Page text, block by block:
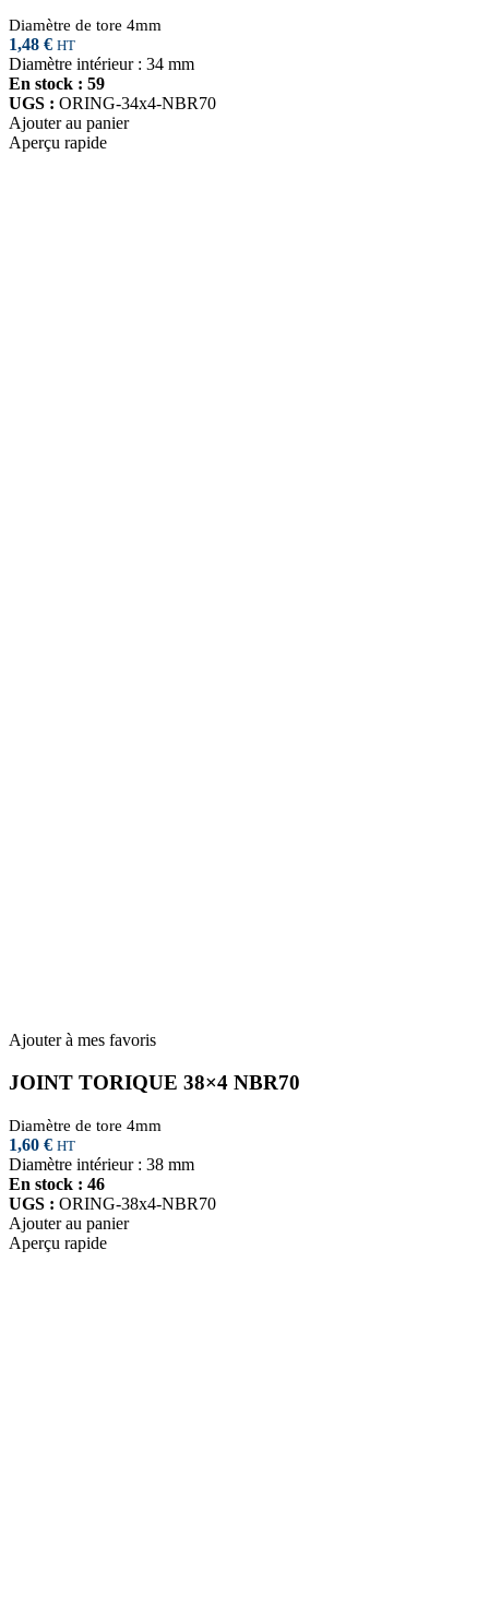
Diamètre de tore 4mm
1,48 € HT
Diamètre intérieur : 34 mm
En stock : 59
UGS : ORING-34x4-NBR70
Ajouter au panier
Aperçu rapide
Ajouter à mes favoris
JOINT TORIQUE 38×4 NBR70
Diamètre de tore 4mm
1,60 € HT
Diamètre intérieur : 38 mm
En stock : 46
UGS : ORING-38x4-NBR70
Ajouter au panier
Aperçu rapide